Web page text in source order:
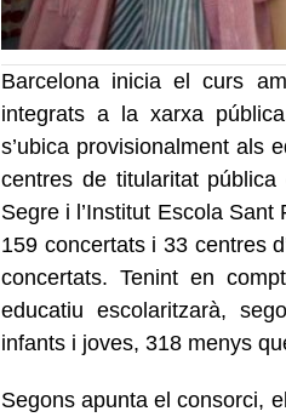
Barcelona inicia el curs
integrats a la xarxa
s’ubica provisionalment als
centres de titularitat
Segre i l’Institut Escola
159 concertats i 33 centres
concertats. Tenint en
educatiu escolaritzarà,
infants i joves, 318 menys
Segons apunta el consorci,